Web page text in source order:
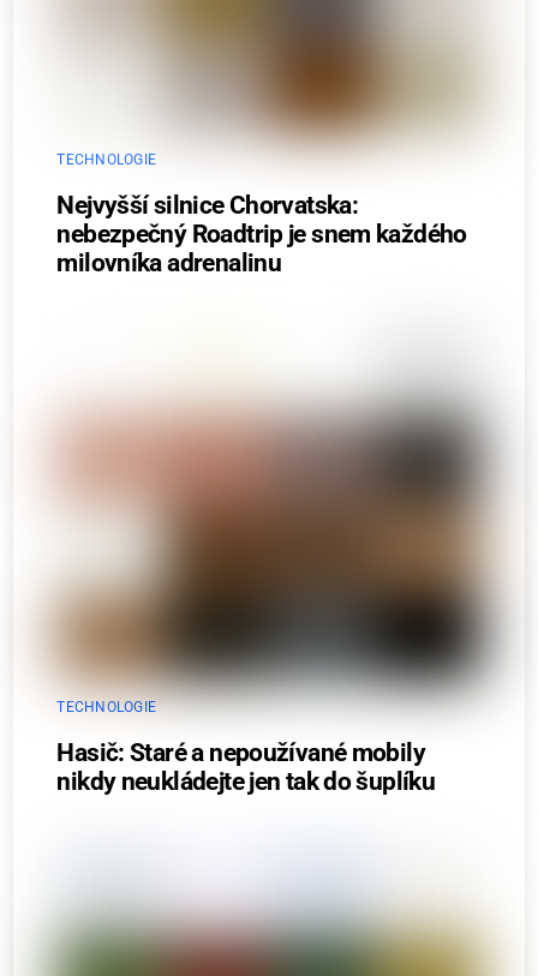
TECHNOLOGIE
Nejvyšší silnice Chorvatska:
nebezpečný Roadtrip je snem každého
milovníka adrenalinu
TECHNOLOGIE
Hasič: Staré a nepoužívané mobily
nikdy neukládejte jen tak do šuplíku